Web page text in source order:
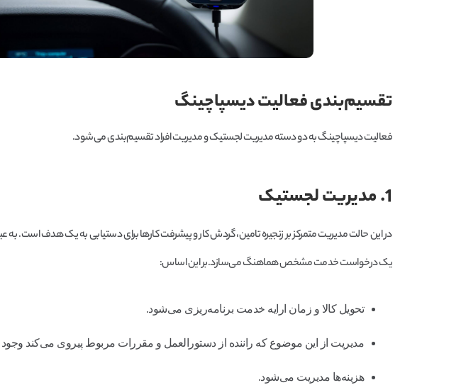
تقسیم‌بندی فعالیت دیسپاچینگ
فعالیت دیسپاچینگ به دو دسته مدیریت لجستیک و مدیریت افراد تقسیم‌بندی می‌شود.
1. مدیریت لجستیک
در این حالت مدیریت متمرکز بر زنجیره تامین، گردش کار و پیشرفت کارها برای دستیابی به یک هدف است. به
یک درخواست خدمت مشخص هماهنگ می‌سازد.بر این اساس:
تحویل کالا و زمان ارایه خدمت برنامه‌ریزی می‌شود.
مدیریت از این موضوع که راننده از دستورالعمل و مقررات مربوط پیروی می‌کند وجود
هزینه‌ها مدیریت می‌شود.